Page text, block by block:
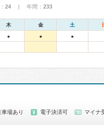
24 | 年間： 233
木 金 土
● ● ●
車場あり 電子決済可
マイナ